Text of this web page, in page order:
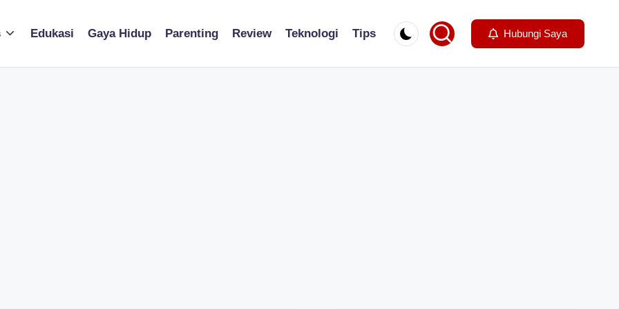
Edukasi Gaya Hidup Parenting Review Teknologi Tips Hubungi Saya